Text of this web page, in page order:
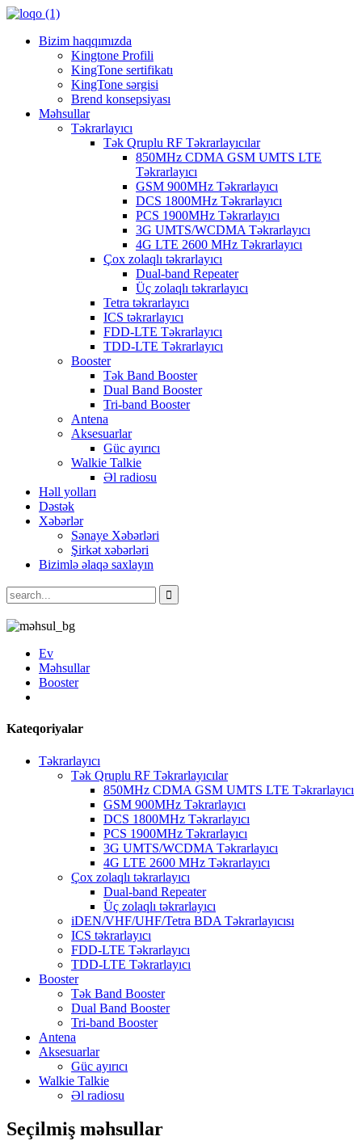
Bizim haqqımızda
Kingtone Profili
KingTone sertifikatı
KingTone sərgisi
Brend konsepsiyası
Məhsullar
Təkrarlayıcı
Tək Qruplu RF Təkrarlayıcılar
850MHz CDMA GSM UMTS LTE
Təkrarlayıcı
GSM 900MHz Təkrarlayıcı
DCS 1800MHz Təkrarlayıcı
PCS 1900MHz Təkrarlayıcı
3G UMTS/WCDMA Təkrarlayıcı
4G LTE 2600 MHz Təkrarlayıcı
Çox zolaqlı təkrarlayıcı
Dual-band Repeater
Üç zolaqlı təkrarlayıcı
Tetra təkrarlayıcı
ICS təkrarlayıcı
FDD-LTE Təkrarlayıcı
TDD-LTE Təkrarlayıcı
Booster
Tək Band Booster
Dual Band Booster
Tri-band Booster
Antena
Aksesuarlar
Güc ayırıcı
Walkie Talkie
Əl radiosu
Həll yolları
Dəstək
Xəbərlər
Sənaye Xəbərləri
Şirkət xəbərləri
Bizimlə əlaqə saxlayın
Ev
Məhsullar
Booster
Kateqoriyalar
Təkrarlayıcı
Tək Qruplu RF Təkrarlayıcılar
850MHz CDMA GSM UMTS LTE Təkrarlayıcı
GSM 900MHz Təkrarlayıcı
DCS 1800MHz Təkrarlayıcı
PCS 1900MHz Təkrarlayıcı
3G UMTS/WCDMA Təkrarlayıcı
4G LTE 2600 MHz Təkrarlayıcı
Çox zolaqlı təkrarlayıcı
Dual-band Repeater
Üç zolaqlı təkrarlayıcı
iDEN/VHF/UHF/Tetra BDA Təkrarlayıcısı
ICS təkrarlayıcı
FDD-LTE Təkrarlayıcı
TDD-LTE Təkrarlayıcı
Booster
Tək Band Booster
Dual Band Booster
Tri-band Booster
Antena
Aksesuarlar
Güc ayırıcı
Walkie Talkie
Əl radiosu
Seçilmiş məhsullar